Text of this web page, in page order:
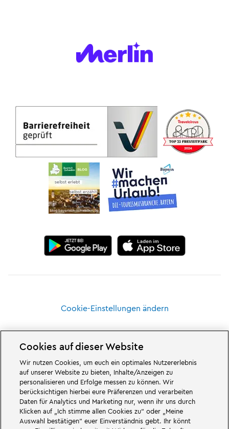
Großartiges erwartet euch in den Abenteuerwelten des Familien- und
Freizeitparks LEGOLAND Deutschland in Bayern. Erlebt spannende
Attraktionenund jede Menge LEGO® Spaß. LEGOLAND Deutschland Resort
ist einFreizeitparkfür Familien mit Kindern zwischen zwei und 12 Jahren.
Der LEGOLAND Park liegt bei Günzburg in Bayern. LEGOLAND Deutschland
ist einer der größten Freizeitparks in Bayern und einer der bekanntesten
und beliebtesten Freizeitparks in Deutschland. Der Themenpark bietet mit
68 Attraktionen und Achterbahnen ein einmaliges Erlebnis für Erwachsene
Cookie-Einstellungen ändern
Cookies auf dieser Website
Wir nutzen Cookies, um euch ein optimales Nutzererlebnis
auf unserer Website zu bieten, Inhalte/Anzeigen zu
personalisieren und Erfolge messen zu können. Wir
berücksichtigen hierbei eure Präferenzen und verarbeiten
Daten für Analytics und Marketing nur, wenn ihr uns durch
Klicken auf „Ich stimme allen Cookies zu“ oder „Meine
Auswahl bestätigen“ euer Einverständnis gebt. Ihr könnt